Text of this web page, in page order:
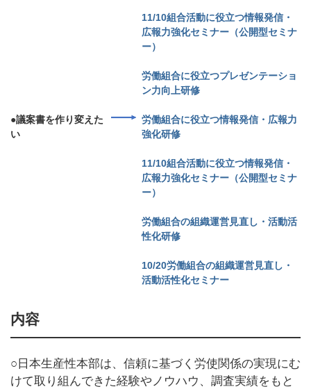
11/10組合活動に役立つ情報発信・
広報力強化セミナー（公開型セミナ
ー）
労働組合に役立つプレゼンテーショ
ン力向上研修
●議案書を作り変えた
い
労働組合に役立つ情報発信・広報力
強化研修
11/10組合活動に役立つ情報発信・
広報力強化セミナー（公開型セミナ
ー）
労働組合の組織運営見直し・活動活
性化研修
10/20労働組合の組織運営見直し・
活動活性化セミナー
内容
○日本生産性本部は、信頼に基づく労使関係の実現にむ
けて取り組んできた経験やノウハウ、調査実績をもと